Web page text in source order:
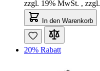
zzgl. 19% MwSt. , zzgl.
In den Warenkorb
20% Rabatt